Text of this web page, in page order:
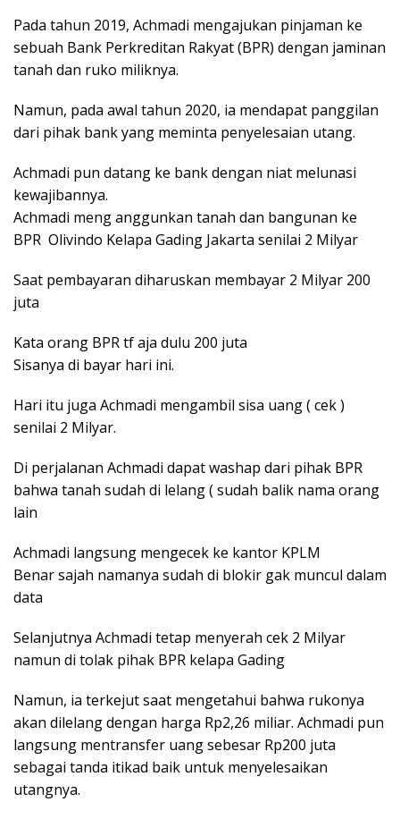
Pada tahun 2019, Achmadi mengajukan pinjaman ke
sebuah Bank Perkreditan Rakyat (BPR) dengan jaminan
tanah dan ruko miliknya.
Namun, pada awal tahun 2020, ia mendapat panggilan
dari pihak bank yang meminta penyelesaian utang.
Achmadi pun datang ke bank dengan niat melunasi
kewajibannya.
Achmadi meng anggunkan tanah dan bangunan ke
BPR Olivindo Kelapa Gading Jakarta senilai 2 Milyar
Saat pembayaran diharuskan membayar 2 Milyar 200
juta
Kata orang BPR tf aja dulu 200 juta
Sisanya di bayar hari ini.
Hari itu juga Achmadi mengambil sisa uang ( cek )
senilai 2 Milyar.
Di perjalanan Achmadi dapat washap dari pihak BPR
bahwa tanah sudah di lelang ( sudah balik nama orang
lain
Achmadi langsung mengecek ke kantor KPLM
Benar sajah namanya sudah di blokir gak muncul dalam
data
Selanjutnya Achmadi tetap menyerah cek 2 Milyar
namun di tolak pihak BPR kelapa Gading
Namun, ia terkejut saat mengetahui bahwa rukonya
akan dilelang dengan harga Rp2,26 miliar. Achmadi pun
langsung mentransfer uang sebesar Rp200 juta
sebagai tanda itikad baik untuk menyelesaikan
utangnya.